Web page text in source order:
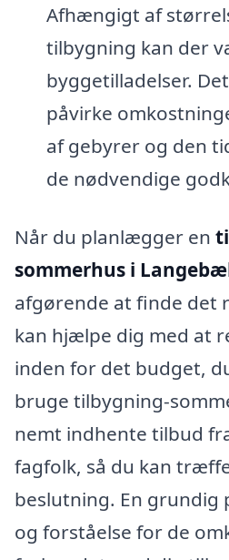
Afhængigt af
tilbygning kan der
byggetilladelser.
påvirke
af gebyrer og den
de nødvendige
Når du planlægger en
sommerhus i
afgørende at finde det
kan hjælpe dig med at
inden for det budget,
bruge tilbygning-
nemt indhente tilbud
fagfolk, så du kan
beslutning. En grundig
og forståelse for de